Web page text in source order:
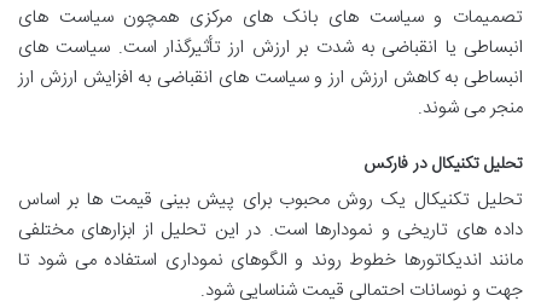
تصمیمات و سیاست های بانک های مرکزی همچون سیاست های
انبساطی یا انقباضی به شدت بر ارزش ارز تأثیرگذار است. سیاست های
انبساطی به کاهش ارزش ارز و سیاست های انقباضی به افزایش ارزش ارز
منجر می شوند.
تحلیل تکنیکال در فارکس
تحلیل تکنیکال یک روش محبوب برای پیش بینی قیمت ها بر اساس
داده های تاریخی و نمودارها است. در این تحلیل از ابزارهای مختلفی
مانند اندیکاتورها خطوط روند و الگوهای نموداری استفاده می شود تا
جهت و نوسانات احتمالی قیمت شناسایی شود.